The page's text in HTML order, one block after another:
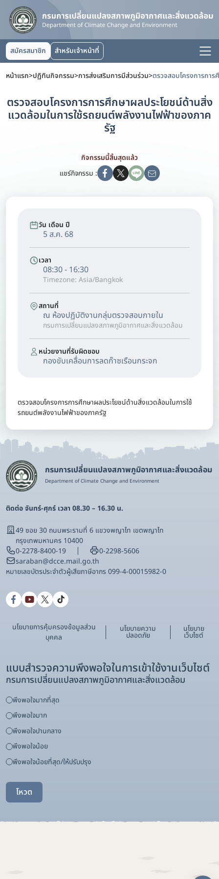
สมัครสมาชิก สำหรับเจ้าหน้าที่
หน้าแรก>ปฏิทินกิจกรรม>การส่งเสริมการมีส่วนร่วม>
ตรวจสอบโครงการการศึกษาผลประโยชน์ด้านสิ่ง
แวดล้อมในการใช้รถยนต์พลังงานไฟฟ้าของภาค
รัฐ
กิจกรรมนี้สิ้นสุดแล้ว
แชร์กิจกรรม :
วัน เดือน ปี
5 ส.ค. 68
เวลา
08:30 - 16:30
Timezone: Asia/Bangkok
สถานที่
ณ ห้องปฏิบัติงานกลุ่มตรวจสอบภายใน
กรมการเปลี่ยนแปลงสภาพภูมิอากาศและสิ่งแวดล้อม
หน่วยงานที่รับผิดชอบ
กองขับเคลื่อนการลดก๊าซเรือนกระจก
ตรวจสอบโครงการการศึกษาผลประโยชน์ด้านสิ่งแวดล้อมในการใช้
รถยนต์พลังงานไฟฟ้าของภาครัฐ
กรมการเปลี่ยนแปลงสภาพภูมิอากาศและสิ่งแวดล้อม
Department of Climate Change and Environment
ติดต่อ จันทร์-ศุกร์ เวลา 08.30 – 16.30 น.
49 ซอย 30 ถนนพระรามที่ 6 แขวงพญาไท เขตพญาไท
กรุงเทพมหานคร 10400
0-2278-8400-19
0-2298-5606
saraban@dcce.mail.go.th
หมายเลขบัตรประจําตัวผู้เสียภาษีอากร 099-4-00015982-0
นโยบายการคุ้มครองข้อมูลส่วน
บุคคล
นโยบายความ
ปลอดภัย
นโยบาย
เว็บไซต์
แบบสำรวจความพึงพอใจในการเข้าใช้งานเว็บไซต์
กรมการเปลี่ยนแปลงสภาพภูมิอากาศและสิ่งแวดล้อม
พึงพอใจมากที่สุด
พึงพอใจมาก
พึงพอใจปานกลาง
พึงพอใจน้อย
พึงพอใจน้อยที่สุด/ให้ปรับปรุง
โหวต